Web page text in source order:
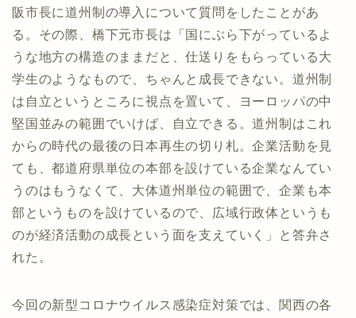
阪市長に道州制の導入について質問をしたことがあ
る。その際、橋下元市長は「国にぶら下がっているよ
うな地方の構造のままだと、仕送りをもらっている大
学生のようなもので、ちゃんと成長できない。道州制
は自立というところに視点を置いて、ヨーロッパの中
堅国並みの範囲でいけば、自立できる。道州制はこれ
からの時代の最後の日本再生の切り札。企業活動を見
ても、都道府県単位の本部を設けている企業なんてい
うのはもうなくて、大体道州単位の範囲で、企業も本
部というものを設けているので、広域行政体というも
のが経済活動の成長という面を支えていく」と答弁さ
れた。
今回の新型コロナウイルス感染症対策では、関西の各